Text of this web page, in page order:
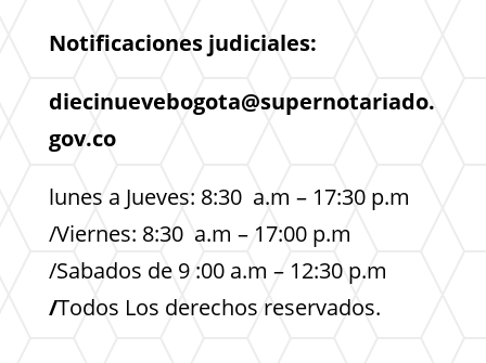
Notificaciones judiciales:
diecinuevebogota@supernotariado.
gov.co
lunes a Jueves: 8:30 a.m – 17:30 p.m
/Viernes: 8:30 a.m – 17:00 p.m
/Sabados de 9 :00 a.m – 12:30 p.m
/Todos Los derechos reservados.